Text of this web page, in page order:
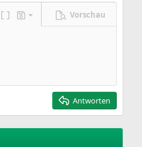
BBCode umschalten
Entwürfe Vorschau
Antworten